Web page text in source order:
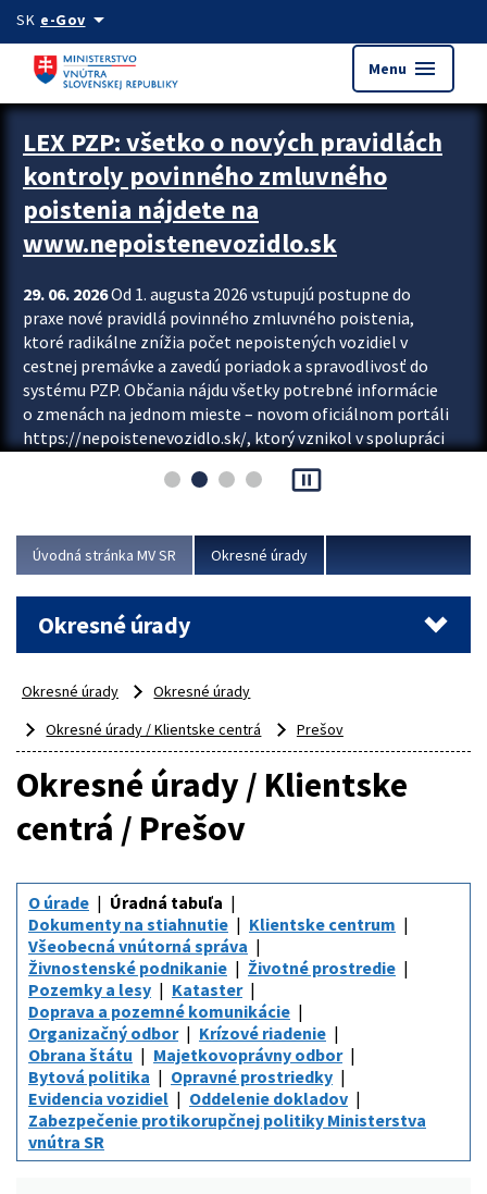
Preskocit na hlavný obsah
SK e-Govarrow_drop_down
Menu menu
Zastavit automatický posun upútavok
LEX PZP: všetko o nových pravidlách
kontroly povinného zmluvného
poistenia nájdete na
www.nepoistenevozidlo.sk
29. 06. 2026Od 1. augusta 2026 vstupujú postupne do
praxe nové pravidlá povinného zmluvného poistenia,
ktoré radikálne znížia počet nepoistených vozidiel v
cestnej premávke a zavedú poriadok a spravodlivosť do
systému PZP. Občania nájdu všetky potrebné informácie
o zmenách na jednom mieste – novom oficiálnom portáli
https://nepoistenevozidlo.sk/, ktorý vznikol v spolupráci
asociácie poisťovní (SLASPO) a Ministerstva vnútra SR.
Viac
pause_presentation
Úvodná stránka MV SR Okresné úrady
Okresné úrady
Okresné úrady
Okresné úrady
Okresné úrady / Klientske centrá
Prešov
Okresné úrady / Klientske
centrá / Prešov
O úrade
Úradná tabuľa
Dokumenty na stiahnutie
Klientske centrum
Všeobecná vnútorná správa
Živnostenské podnikanie
Životné prostredie
Pozemky a lesy
Kataster
Doprava a pozemné komunikácie
Organizačný odbor
Krízové riadenie
Obrana štátu
Majetkovoprávny odbor
Bytová politika
Opravné prostriedky
Evidencia vozidiel
Oddelenie dokladov
Zabezpečenie protikorupčnej politiky Ministerstva
vnútra SR